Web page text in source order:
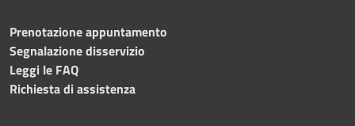
Prenotazione appuntamento
Segnalazione disservizio
Leggi le FAQ
Richiesta di assistenza